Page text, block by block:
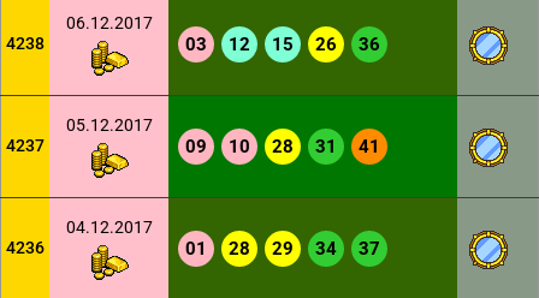
4238
06.12.2017
03 12 15 26 36
4237
05.12.2017
09 10 28 31 41
4236
04.12.2017
01 28 29 34 37